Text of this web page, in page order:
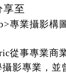
享至
專業攝影構
從事專業商
攝影專業，並